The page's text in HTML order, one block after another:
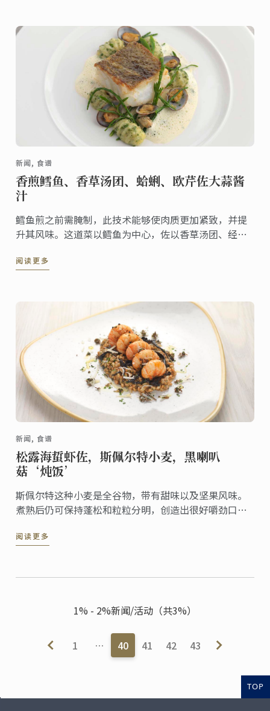
新闻, 食谱
香煎鳕鱼、香草汤团、蛤蜊、欧芹佐大蒜酱
汁
鳕鱼煎之前需腌制，此技术能够使肉质更加紧致，并提
升其风味。这道菜以鳕鱼为中心，佐以香草汤团、经典
阅读更多
新闻, 食谱
松露海蜇虾佐，斯佩尔特小麦，黑喇叭
菇‘炖饭’
斯佩尔特这种小麦是全谷物，带有甜味以及坚果风味。
煮熟后仍可保持蓬松和粒粒分明，创造出很好嚼劲口感
虾，是道奢侈的美味。
阅读更多
1% - 2%新闻/活动（共3%）
1 … 40 41 42 43
TOP